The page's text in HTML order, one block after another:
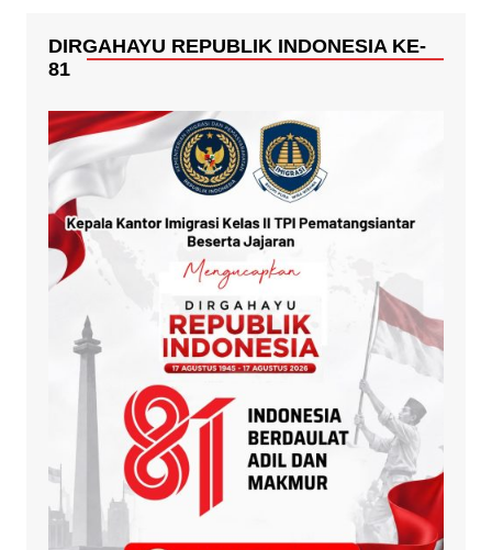
DIRGAHAYU REPUBLIK INDONESIA KE-
81